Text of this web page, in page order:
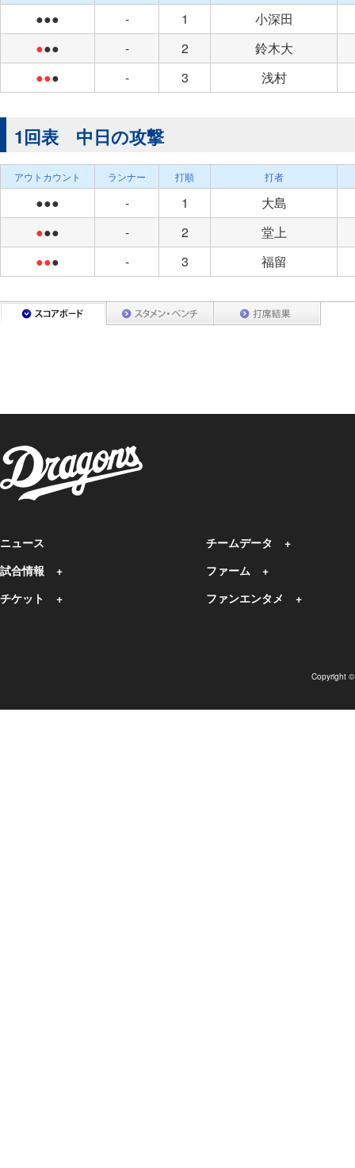
●●● - 1
小深田
●●● - 2
鈴木大
●●● - 3 浅村
1回表 中日の攻撃
アウトカウント ランナー 打順 打者
●●● - 1
大島
●●● - 2
堂上
●●● - 3 福留
ニュース
試合情報
チケット
チームデータ
ファーム
ファンエンタメ
Copyright